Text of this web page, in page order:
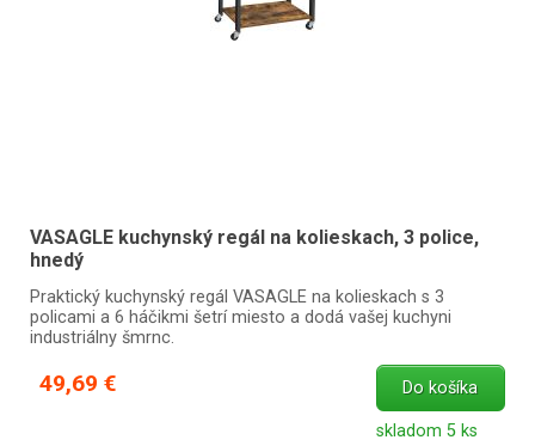
VASAGLE kuchynský regál na kolieskach, 3 police,
hnedý
Praktický kuchynský regál VASAGLE na kolieskach s 3
policami a 6 háčikmi šetrí miesto a dodá vašej kuchyni
industriálny šmrnc.
49,69 € Do košíka
skladom 5 ks